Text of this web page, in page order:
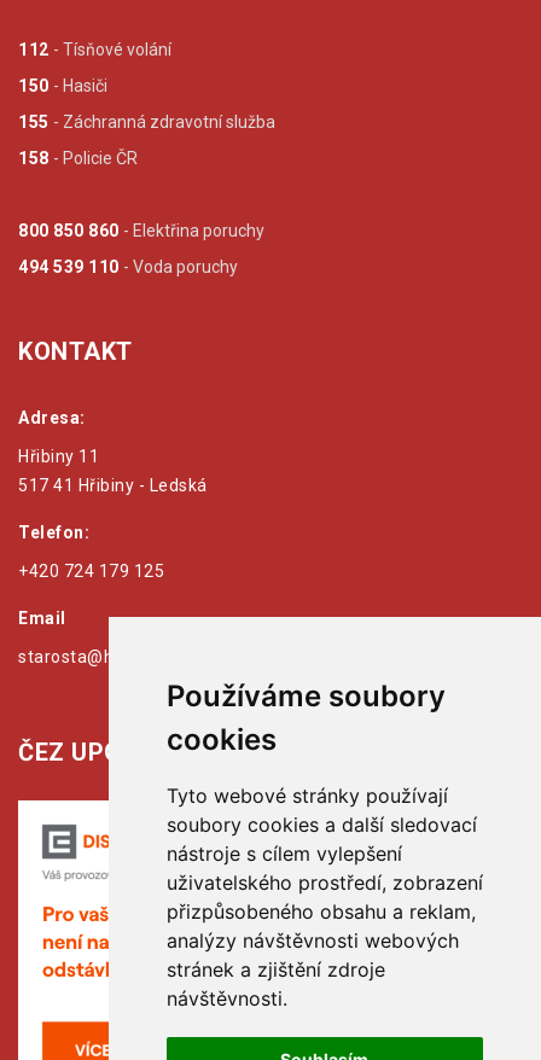
Používáme soubory
cookies
Tyto webové stránky používají
soubory cookies a další sledovací
nástroje s cílem vylepšení
uživatelského prostředí, zobrazení
přizpůsobeného obsahu a reklam,
analýzy návštěvnosti webových
stránek a zjištění zdroje
návštěvnosti.
112 - Tísňové volání
150 - Hasiči
155 - Záchranná zdravotní služba
158 - Policie ČR
800 850 860 - Elektřina poruchy
494 539 110 - Voda poruchy
KONTAKT
Adresa:
Hřibiny 11
517 41 Hřibiny - Ledská
Telefon:
+420 724 179 125
Email
starosta@hribiny-ledska.cz
ČEZ UPOZORŇUJE: